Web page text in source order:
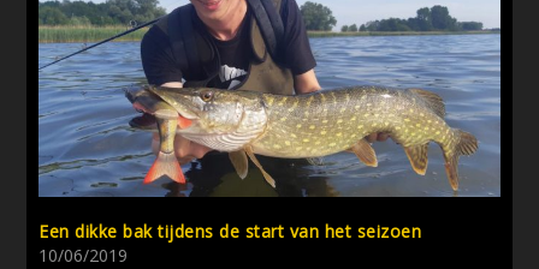
Een dikke bak tijdens de start van het seizoen
10/06/2019